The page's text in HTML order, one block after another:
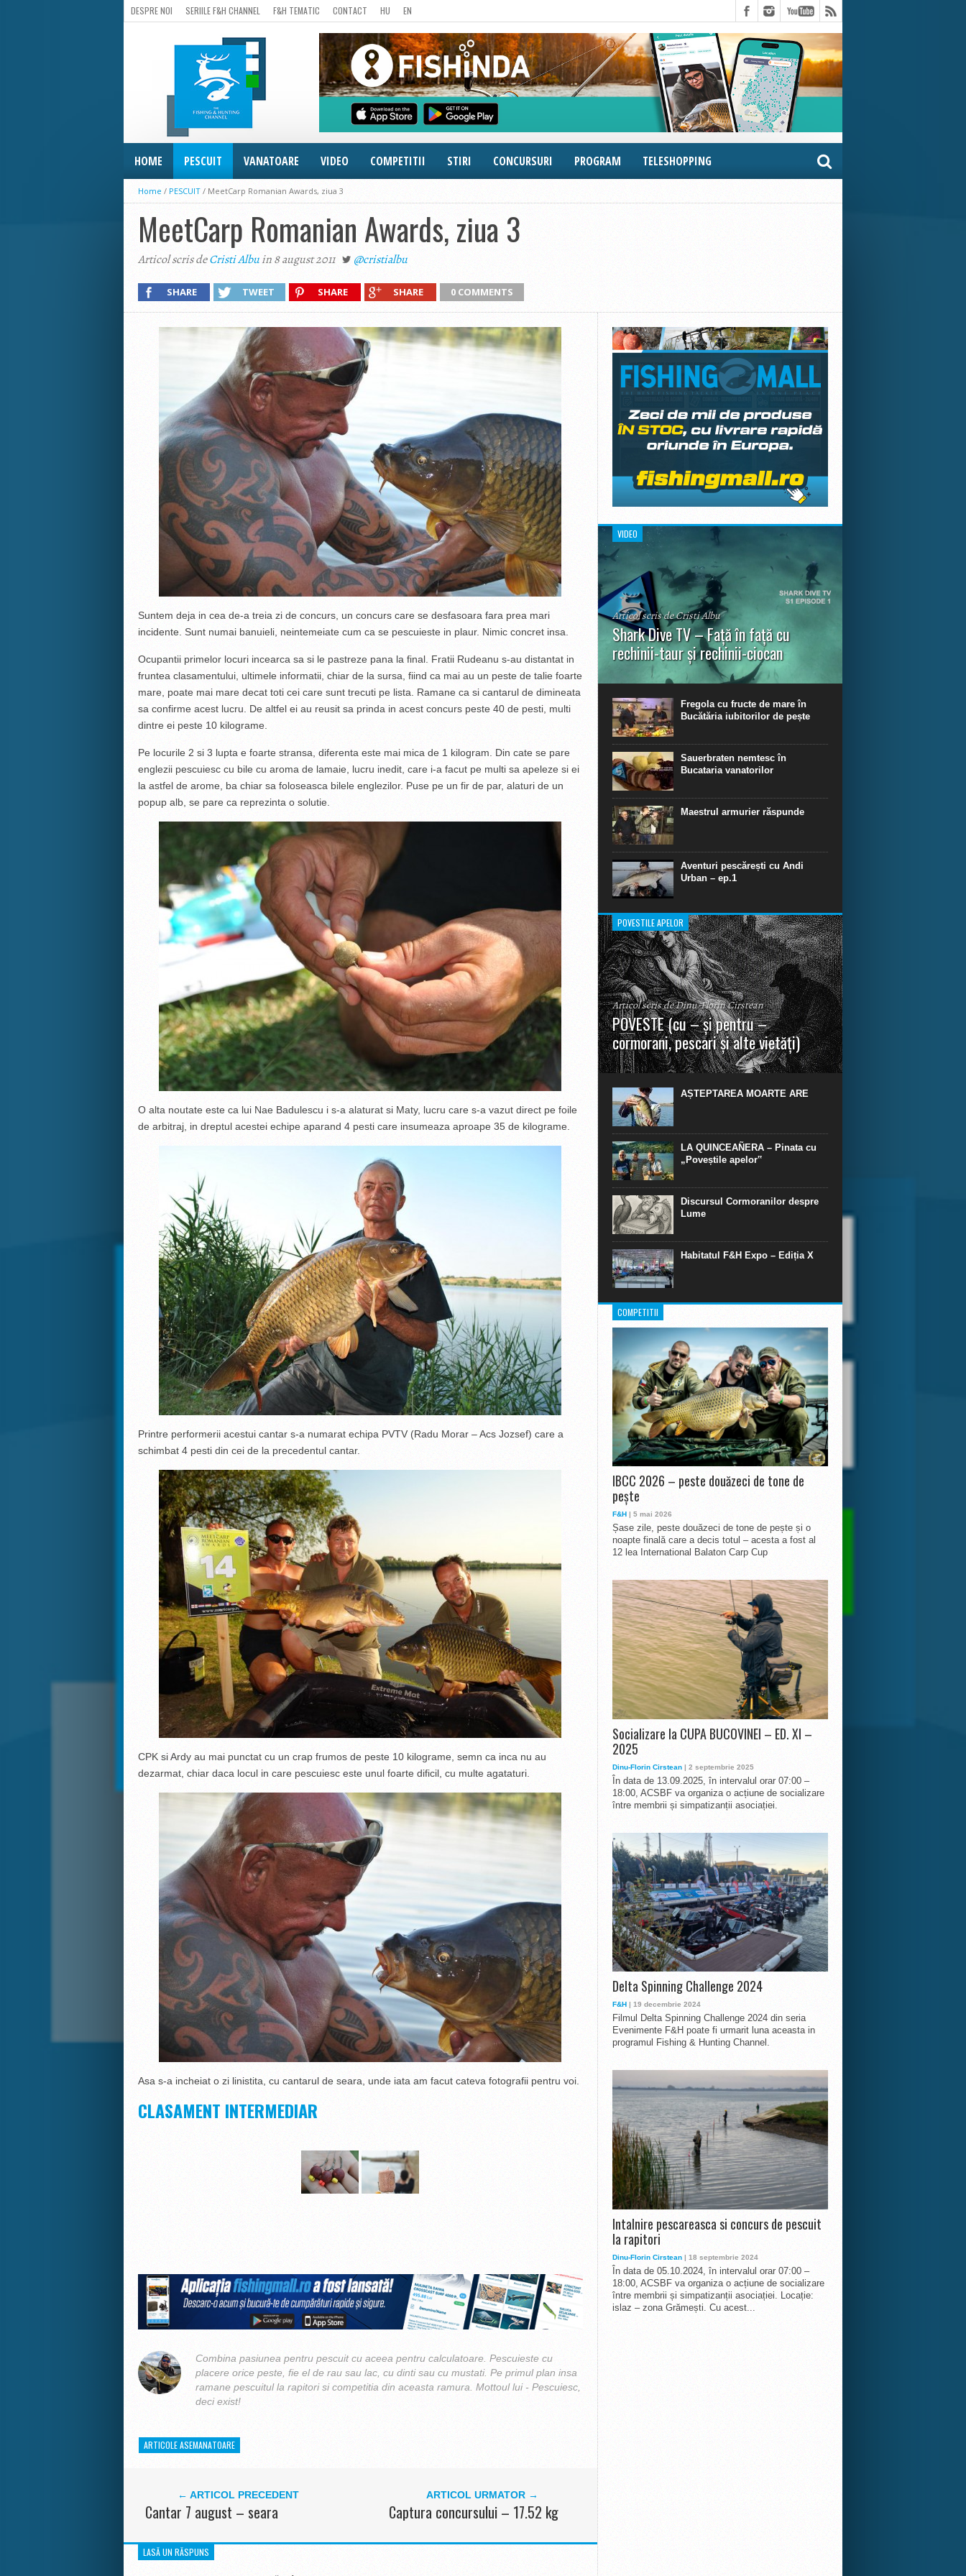
DESPRE NOI SERIILE F&H CHANNEL F&H TEMATIC CONTACT HU EN
HOME PESCUIT VANATOARE VIDEO COMPETITII STIRI CONCURSURI PROGRAM TELESHOPPING
Home / PESCUIT / MeetCarp Romanian Awards, ziua 3
MeetCarp Romanian Awards, ziua 3
Articol scris deCristi Albuin 8 august 2011 @cristialbu
SHARE TWEET SHARE SHARE 0 COMMENTS
Suntem deja in cea de-a treia zi de concurs, un concurs care se desfasoara fara prea mari
incidente. Sunt numai banuieli, neintemeiate cum ca se pescuieste in plaur. Nimic concret insa.
Ocupantii primelor locuri incearca sa si le pastreze pana la final. Fratii Rudeanu s-au distantat in
fruntea clasamentului, ultimele informatii, chiar de la sursa, fiind ca mai au un peste de talie foarte
mare, poate mai mare decat toti cei care sunt trecuti pe lista. Ramane ca si cantarul de dimineata
sa confirme acest lucru. De altfel ei au reusit sa prinda in acest concurs peste 40 de pesti, multi
dintre ei peste 10 kilograme.
Pe locurile 2 si 3 lupta e foarte stransa, diferenta este mai mica de 1 kilogram. Din cate se pare
englezii pescuiesc cu bile cu aroma de lamaie, lucru inedit, care i-a facut pe multi sa apeleze si ei
la astfel de arome, ba chiar sa foloseasca bilele englezilor. Puse pe un fir de par, alaturi de un
popup alb, se pare ca reprezinta o solutie.
O alta noutate este ca lui Nae Badulescu i s-a alaturat si Maty, lucru care s-a vazut direct pe foile
de arbitraj, in dreptul acestei echipe aparand 4 pesti care insumeaza aproape 35 de kilograme.
Printre performerii acestui cantar s-a numarat echipa PVTV (Radu Morar – Acs Jozsef) care a
schimbat 4 pesti din cei de la precedentul cantar.
CPK si Ardy au mai punctat cu un crap frumos de peste 10 kilograme, semn ca inca nu au
dezarmat, chiar daca locul in care pescuiesc este unul foarte dificil, cu multe agataturi.
Asa s-a incheiat o zi linistita, cu cantarul de seara, unde iata am facut cateva fotografii pentru voi.
CLASAMENT INTERMEDIAR
Combina pasiunea pentru pescuit cu aceea pentru calculatoare. Pescuieste cu
placere orice peste, fie el de rau sau lac, cu dinti sau cu mustati. Pe primul plan insa
ramane pescuitul la rapitori si competitia din aceasta ramura. Mottoul lui - Pescuiesc,
deci exist!
ARTICOLE ASEMANATOARE
← ARTICOL PRECEDENT
Cantar 7 august – seara
ARTICOL URMATOR →
Captura concursului – 17.52 kg
LASĂ UN RĂSPUNS
VIDEO
Articol scris de Cristi Albu
Shark Dive TV – Față în față cu
rechinii-taur și rechinii-ciocan
În primul episod din Shark Dive TV, telespectatorii
extraordinare de scufundare cu rechini.
Fregola cu fructe de mare în
Bucătăria iubitorilor de pește
Sauerbraten nemtesc în
Bucataria vanatorilor
Maestrul armurier răspunde
Aventuri pescărești cu Andi
Urban – ep.1
POVESTILE APELOR
Articol scris de Dinu-Florin Cirstean
POVESTE (cu – și pentru –
cormorani, pescari și alte vietăți)
”La urma urmei, cred că legendele și miturile sunt
în mare parte făcute din „adevăr”.“ R. R. Tolkien.
AȘTEPTAREA MOARTE ARE
LA QUINCEAÑERA – Pinata cu
„Poveștile apelor‟
Discursul Cormoranilor despre
Lume
Habitatul F&H Expo – Ediția X
COMPETITII
IBCC 2026 – peste douăzeci de tone de
pește
F&H | 5 mai 2026
Șase zile, peste douăzeci de tone de pește și o
noapte finală care a decis totul – acesta a fost al
12 lea International Balaton Carp Cup
Socializare la CUPA BUCOVINEI – ED. XI –
2025
Dinu-Florin Cirstean | 2 septembrie 2025
În data de 13.09.2025, în intervalul orar 07:00 –
18:00, ACSBF va organiza o acțiune de socializare
între membrii și simpatizanții asociației.
Delta Spinning Challenge 2024
F&H | 19 decembrie 2024
Filmul Delta Spinning Challenge 2024 din seria
Evenimente F&H poate fi urmarit luna aceasta in
programul Fishing & Hunting Channel.
Intalnire pescareasca si concurs de pescuit
la rapitori
Dinu-Florin Cirstean | 18 septembrie 2024
În data de 05.10.2024, în intervalul orar 07:00 –
18:00, ACSBF va organiza o acțiune de socializare
între membrii și simpatizanții asociației. Locație:
islaz – zona Grămești. Cu acest...